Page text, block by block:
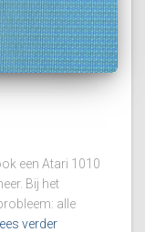
een Atari 1010
Bij het
alle
Lees verder